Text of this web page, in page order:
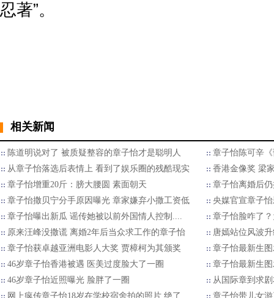
忍著”。
相关新闻
陈道明说对了 被质疑整容的章子怡才是聪明人
章子怡陈可辛
从章子怡落选后表情上 看到了娱乐圈的残酷现实
香港金像奖 梁
章子怡增重20斤：膀大腰圆 素面朝天
章子怡离婚后
章子怡撒贝宁分手原因曝光 章家嫌弃小撒工资低
央媒官宣章子
章子怡曝出新瓜 谣传她被以前外国情人控制....
章子怡脸咋了
原来汪峰没撒谎 离婚2年后当众求工作的章子怡
唐嫣站位风波
章子怡获卓越亚洲电影人大奖 贾樟柯为其颁奖
章子怡最新生
46岁章子怡香港被遇 医美过度脸大了一圈
章子怡最新生
46岁章子怡近照曝光 脸胖了一圈
从国际章到求
网上疯传章子怡18岁在学校宿舍拍的照片 绝了
章子怡带儿女